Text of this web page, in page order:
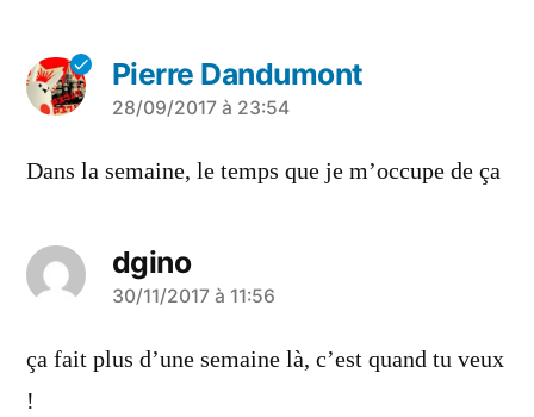
Pierre Dandumont
a
dit :
28/09/2017 à 23:54
Dans la semaine, le temps que je m’occupe de ça
dgino
a
dit :
30/11/2017 à 11:56
ça fait plus d’une semaine là, c’est quand tu veux
!